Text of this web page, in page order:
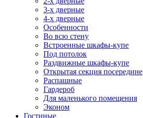
3-х дверные
4-х дверные
Особенности
Во всю стену
Встроенные шкафы-купе
Под потолок
Раздвижные шкафы-купе
Открытая секция посередине
Распашные
Гардероб
Для маленького помещения
Эконом
Гостиные